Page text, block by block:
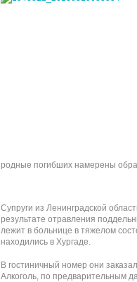
родные погибших намерены
Супруги из Ленинградской
результате отравления
лежит в больнице в тяжелом
находились в Хургаде.
В гостиничный номер они
Алкоголь, по предварительным